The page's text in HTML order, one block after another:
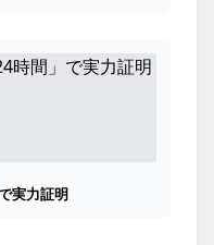
実力証明